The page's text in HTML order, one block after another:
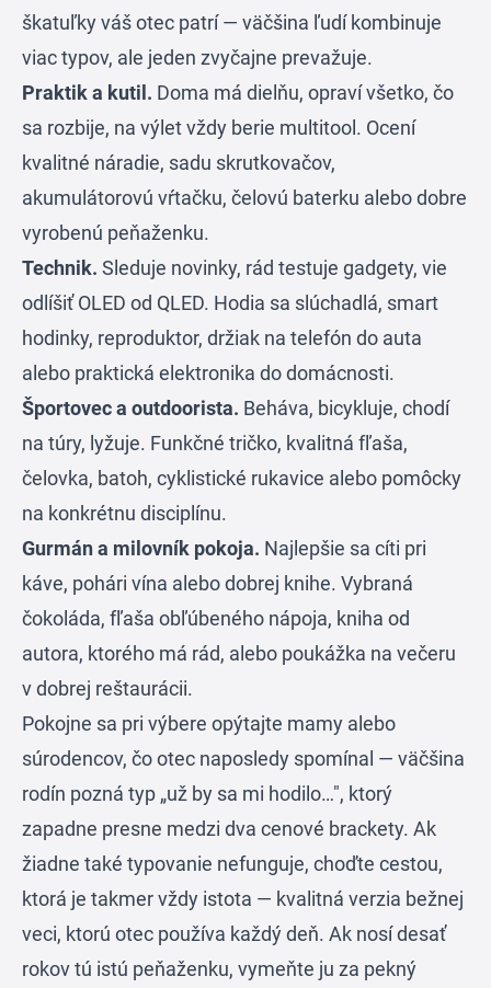
škatuľky váš otec patrí — väčšina ľudí kombinuje
viac typov, ale jeden zvyčajne prevažuje.
Praktik a kutil. Doma má dielňu, opraví všetko, čo
sa rozbije, na výlet vždy berie multitool. Ocení
kvalitné náradie, sadu skrutkovačov,
akumulátorovú vŕtačku, čelovú baterku alebo dobre
vyrobenú peňaženku.
Technik. Sleduje novinky, rád testuje gadgety, vie
odlíšiť OLED od QLED. Hodia sa slúchadlá, smart
hodinky, reproduktor, držiak na telefón do auta
alebo praktická elektronika do domácnosti.
Športovec a outdoorista. Beháva, bicykluje, chodí
na túry, lyžuje. Funkčné tričko, kvalitná fľaša,
čelovka, batoh, cyklistické rukavice alebo pomôcky
na konkrétnu disciplínu.
Gurmán a milovník pokoja. Najlepšie sa cíti pri
káve, pohári vína alebo dobrej knihe. Vybraná
čokoláda, fľaša obľúbeného nápoja, kniha od
autora, ktorého má rád, alebo poukážka na večeru
v dobrej reštaurácii.
Pokojne sa pri výbere opýtajte mamy alebo
súrodencov, čo otec naposledy spomínal — väčšina
rodín pozná typ „už by sa mi hodilo…", ktorý
zapadne presne medzi dva cenové brackety. Ak
žiadne také typovanie nefunguje, choďte cestou,
ktorá je takmer vždy istota — kvalitná verzia bežnej
veci, ktorú otec používa každý deň. Ak nosí desať
rokov tú istú peňaženku, vymeňte ju za pekný